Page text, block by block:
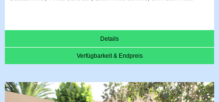
Details
Verfügbarkeit & Endpreis